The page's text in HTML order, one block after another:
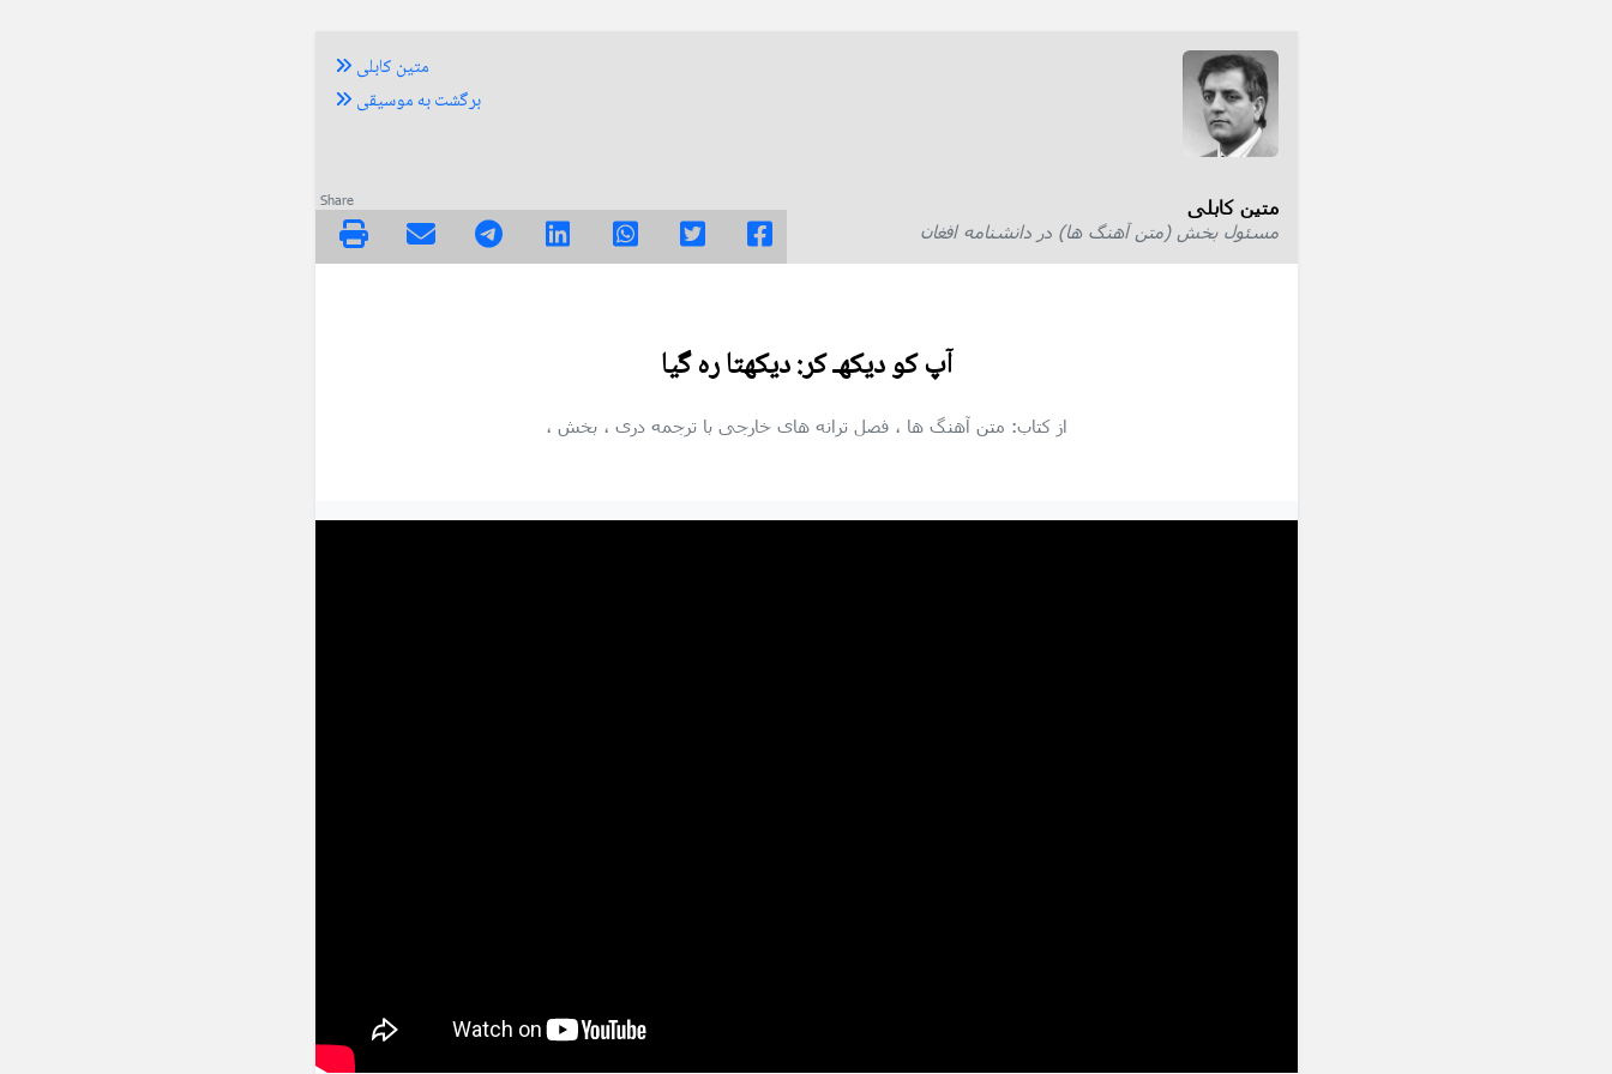
متین کابلی
مسئول بخش (متن آهنگ ها) در دانشنامه افغان
متین کابلی
برگشت به موسیقی
Share
آپ کو دیکهـ کر: دیکهتا ره گیا
از کتاب: متن آهنگ ها ، فصل ترانه های خارجی با ترجمه دری ، بخش ،